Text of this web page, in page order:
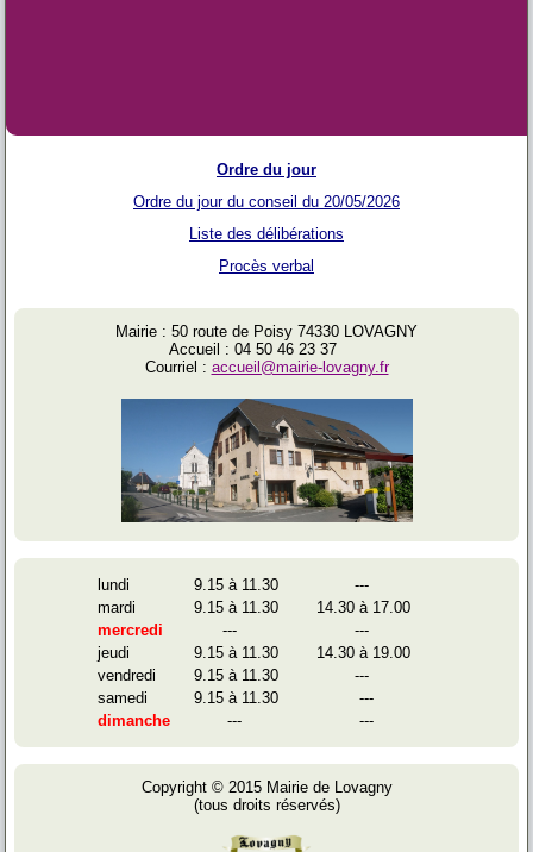
Ordre du jour
Ordre du jour du conseil du 20/05/2026
Liste des délibérations
Procès verbal
Mairie : 50 route de Poisy 74330 LOVAGNY
Accueil : 04 50 46 23 37
Courriel : accueil@mairie-lovagny.fr
lundi 9.15 à 11.30
---
mardi
9.15 à 11.30
14.30 à 17.00
mercredi
---
---
jeudi
9.15 à 11.30
14.30 à 19.00
vendredi
9.15 à 11.30
---
samedi
9.15 à 11.30
---
dimanche
--- ---
Copyright © 2015 Mairie de Lovagny
(tous droits réservés)